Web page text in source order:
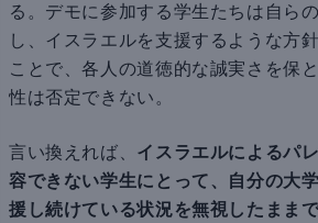
る。デモに参加する学生たちは自ら
し、イスラエルを支援するような方
ことで、各人の道徳的な誠実さを保
性は否定できない。
言い換えれば、 イスラエルによるパ
容できない学生にとって、自分の大
援し続けている状況を無視したまま